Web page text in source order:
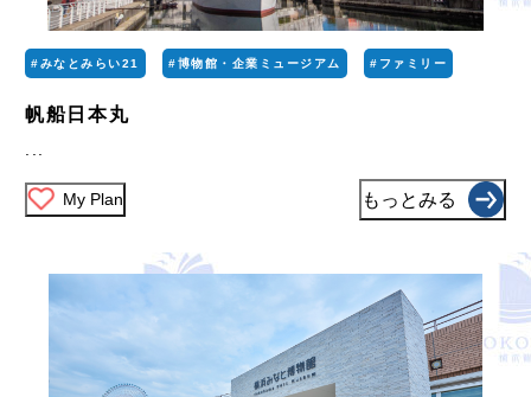
#みなとみらい21 #博物館・企業ミュージアム #ファミリー
帆船日本丸
My Plan もっとみる